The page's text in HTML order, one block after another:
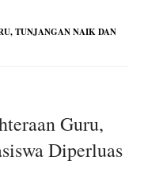
TUNJANGAN NAIK DAN
Guru,
Diperluas